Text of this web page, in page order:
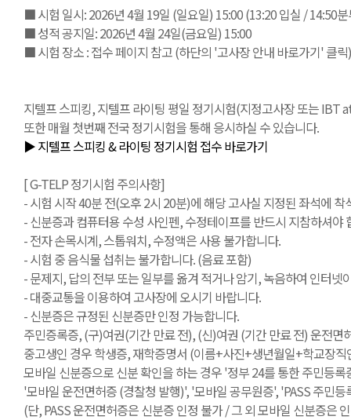
■ 시험 일시: 2026년 4월 19일 (일요일) 15:00 (13:20 입실 / 14:50
■ 성적 공지일: 2026년 4월 24일(금요일) 15:00
■ 시험 장소 : 접수 페이지 참고 (하단의 '고사장 안내 바로가기' 클릭)
지텔프 스피킹, 지텔프 라이팅 평일 정기시험(지정고사장 또는 IBT
또한 매월 첫번째 전국 정기시험을 통해 응시하실 수 있습니다.
▶ 지텔프 스피킹 & 라이팅 정기시험 접수 바로가기
[ G-TELP 정기시험 주의사항]
- 시험 시작 40분 전(오후 2시 20분)에 해당 고사실 지정된 좌석에
- 신분증과 컴퓨터용 수성 사인펜, 수정테이프를 반드시 지참하셔야
- 전자 손목시계, 스톱워치, 수정액은 사용 불가합니다.
- 시험 중 음식물 섭취는 불가합니다. (음료 포함)
- 문제지, 답의 전부 또는 일부를 옮겨 적거나 암기, 녹음하여 인터
- 대중교통을 이용하여 고사장에 오시기 바랍니다.
- 신분증은 규정된 신분증만 인정 가능합니다.
주민증록증, (구)여권(기간 만료 전), (신)여권 (기간 만료 전) 운전
중고생인 경우 학생증, 재학증명서 (이름+사진+생년월일+학교장
모바일 신분증으로 신분 확인을 하는 경우 '정부 24를 통한 주민등록
'모바일 운전면허증 (경찰청 발행)', '모바일 공무원증', 'PASS 주민
(단, PASS 운전면허증은 신분증 인정 불가 / 그 외 모바일 신분증은